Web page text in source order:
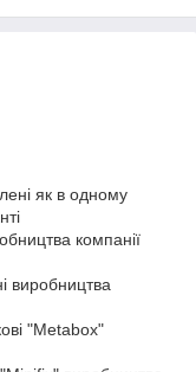
як в одному
компанії
виробництва
"Metabox"